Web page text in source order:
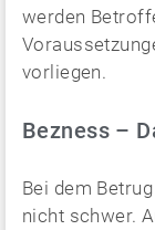
werden
vorliegen.
Bezness –
Bei dem
nicht schwer.